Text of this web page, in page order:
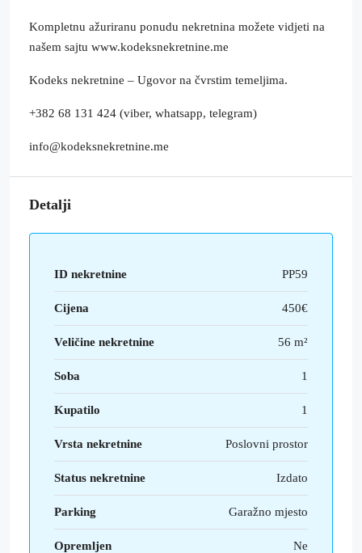
Kompletnu ažuriranu ponudu nekretnina možete vidjeti na
našem sajtu www.kodeksnekretnine.me
Kodeks nekretnine – Ugovor na čvrstim temeljima.
+382 68 131 424 (viber, whatsapp, telegram)
info@kodeksnekretnine.me
Detalji
ID nekretnine PP59
Cijena 450€
Veličine nekretnine 56 m²
Soba 1
Kupatilo 1
Vrsta nekretnine Poslovni prostor
Status nekretnine Izdato
Parking Garažno mjesto
Opremljen Ne